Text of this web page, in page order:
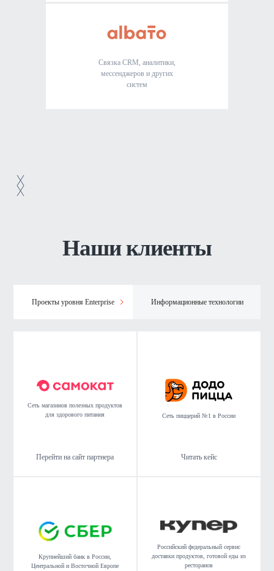
Связка CRM, аналитики,
мессенджеров и других
систем
Наши клиенты
Проекты уровня Enterprise Информационные технологии
Сеть магазинов полезных продуктов
для здорового питания
Перейти на сайт партнера
Сеть пиццерий №1 в России
Читать кейс
Крупнейший банк в России,
Центральной и Восточной Европе
Российский федеральный сервис
доставки продуктов, готовой еды из
ресторанов